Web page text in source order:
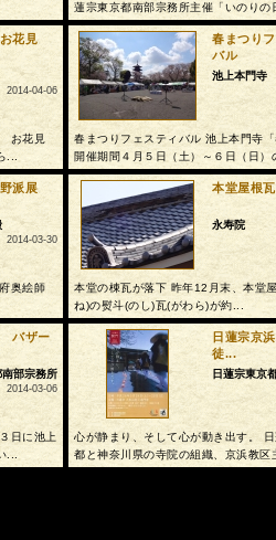
蓮宗東京都南部宗務所主催「いのりの
花見
2014-04-06
お花見
...
春まつり
バル
池上本門寺
春まつりフェスティバル 池上本門寺
開催期間４月５日（土）～６日（日）
派展
2014-03-30
府奥絵師
本堂屋根
永寿院
本堂の棟瓦が落下 昨年12月末、本堂
ね)の熨斗(のし)瓦(がわら)が約...
バザー
南部宗務所
2014-03-06
日に池上
...
日蓮宗京
徒...
日蓮宗東京
心が静まり、そして心が動き出す。
都と神奈川県の寺院の組織、京浜教区